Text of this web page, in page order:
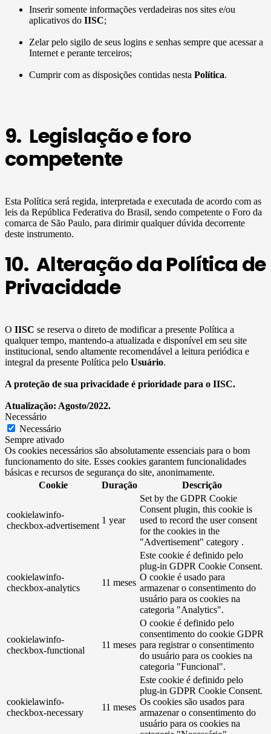
Inserir somente informações verdadeiras nos sites e/ou
aplicativos do IISC;
Zelar pelo sigilo de seus logins e senhas sempre que acessar a
Internet e perante terceiros;
Cumprir com as disposições contidas nesta Política.
9. Legislação e foro
competente
Esta Política será regida, interpretada e executada de acordo com as
leis da República Federativa do Brasil, sendo competente o Foro da
comarca de São Paulo, para dirimir qualquer dúvida decorrente
deste instrumento.
10. Alteração da Política de
Privacidade
O IISC se reserva o direto de modificar a presente Política a
qualquer tempo, mantendo-a atualizada e disponível em seu site
institucional, sendo altamente recomendável a leitura periódica e
integral da presente Política pelo Usuário.
A proteção de sua privacidade é prioridade para o IISC.
Atualização: Agosto/2022.
Necessário
Necessário
Sempre ativado
Os cookies necessários são absolutamente essenciais para o bom
funcionamento do site. Esses cookies garantem funcionalidades
básicas e recursos de segurança do site, anonimamente.
Cookie
Duração Descrição
cookielawinfo-
checkbox-advertisement
1 year
Set by the GDPR Cookie
Consent plugin, this cookie is
used to record the user consent
for the cookies in the
"Advertisement" category .
cookielawinfo-
checkbox-analytics
11 meses
Este cookie é definido pelo
plug-in GDPR Cookie Consent.
O cookie é usado para
armazenar o consentimento do
usuário para os cookies na
categoria "Analytics".
cookielawinfo-
checkbox-functional
11 meses
O cookie é definido pelo
consentimento do cookie GDPR
para registrar o consentimento
do usuário para os cookies na
categoria "Funcional".
cookielawinfo-
checkbox-necessary
11 meses
Este cookie é definido pelo
plug-in GDPR Cookie Consent.
Os cookies são usados ​​para
armazenar o consentimento do
usuário para os cookies na